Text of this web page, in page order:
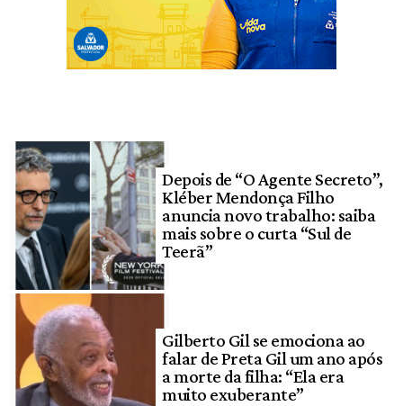
Depois de “O Agente Secreto”,
Kléber Mendonça Filho
anuncia novo trabalho: saiba
mais sobre o curta “Sul de
Teerã”
Gilberto Gil se emociona ao
falar de Preta Gil um ano após
a morte da filha: “Ela era
muito exuberante”